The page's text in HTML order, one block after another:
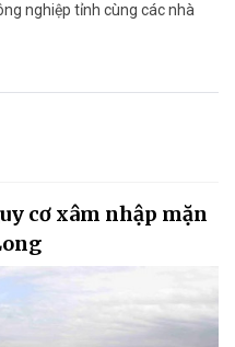
nghiệp tỉnh cùng các nhà
cơ xâm nhập mặn